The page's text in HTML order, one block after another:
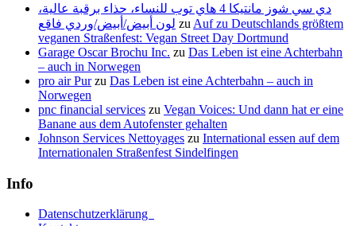
دي سي شوز مانتيكا 4 هاي توب للنساء، حذاء برقبة عالية،
لون أبيض/أبيض/وردي فاقع zu Auf zu Deutschlands größtem
veganen Straßenfest: Vegan Street Day Dortmund
Garage Oscar Brochu Inc. zu Das Leben ist eine Achterbahn
– auch in Norwegen
pro air Purzu Das Leben ist eine Achterbahn – auch in
Norwegen
pnc financial services zu Vegan Voices: Und dann hat er eine
Banane aus dem Autofenster gehalten
Johnson Services Nettoyages zu International essen auf dem
Internationalen Straßenfest Sindelfingen
Info
Datenschutzerklärung